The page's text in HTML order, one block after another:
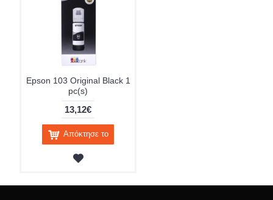
Epson 103 Original Black 1
pc(s)
13,12€
Απόκτησε το